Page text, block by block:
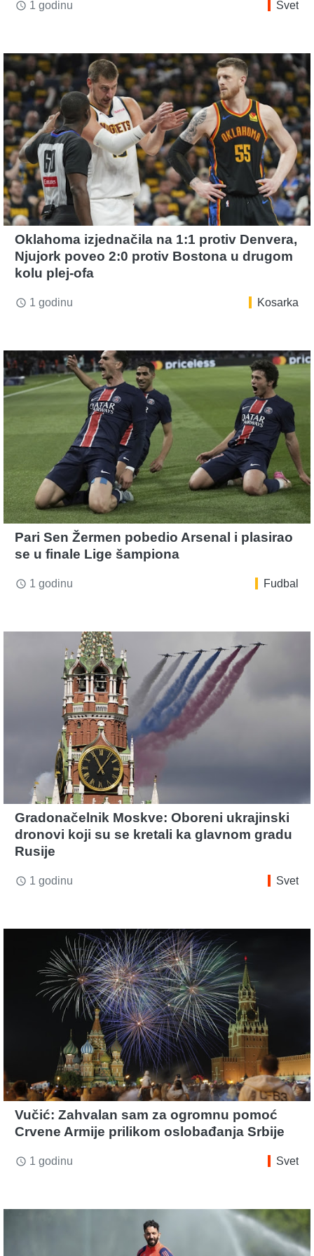
access_time 1 godinu Svet
Oklahoma izjednačila na 1:1 protiv Denvera,
Njujork poveo 2:0 protiv Bostona u drugom
kolu plej-ofa
access_time 1 godinu Kosarka
Pari Sen Žermen pobedio Arsenal i plasirao
se u finale Lige šampiona
access_time 1 godinu Fudbal
Gradonačelnik Moskve: Oboreni ukrajinski
dronovi koji su se kretali ka glavnom gradu
Rusije
access_time 1 godinu Svet
Vučić: Zahvalan sam za ogromnu pomoć
Crvene Armije prilikom oslobađanja Srbije
access_time 1 godinu Svet